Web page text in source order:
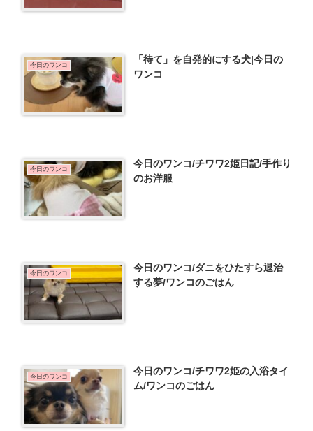
今日のワンコ
「待て」を自発的にする犬|今日の
ワンコ
今日のワンコ
今日のワンコ/チワワ2姫日記/手作り
のお洋服
今日のワンコ
今日のワンコ/ダニをひたすら退治
する夢/ワンコのごはん
今日のワンコ
今日のワンコ/チワワ2姫の入浴タイ
ム/ワンコのごはん